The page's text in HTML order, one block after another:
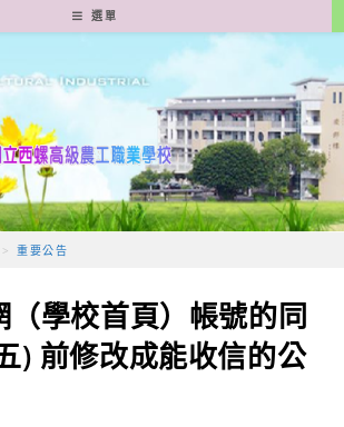
選單
> 重要公告
學校首頁）帳號的同
) 前修改成能收信的公